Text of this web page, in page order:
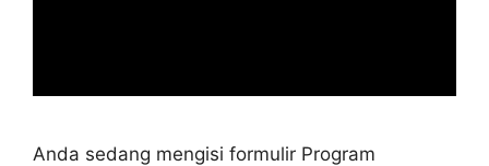
Anda sedang mengisi formulir Program